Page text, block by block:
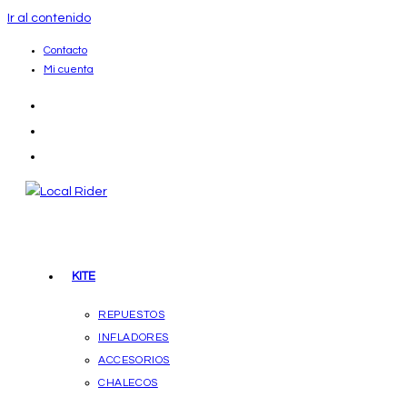
Ir al contenido
Contacto
Mi cuenta
KITE
REPUESTOS
INFLADORES
ACCESORIOS
CHALECOS